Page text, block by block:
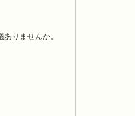
りませんか。